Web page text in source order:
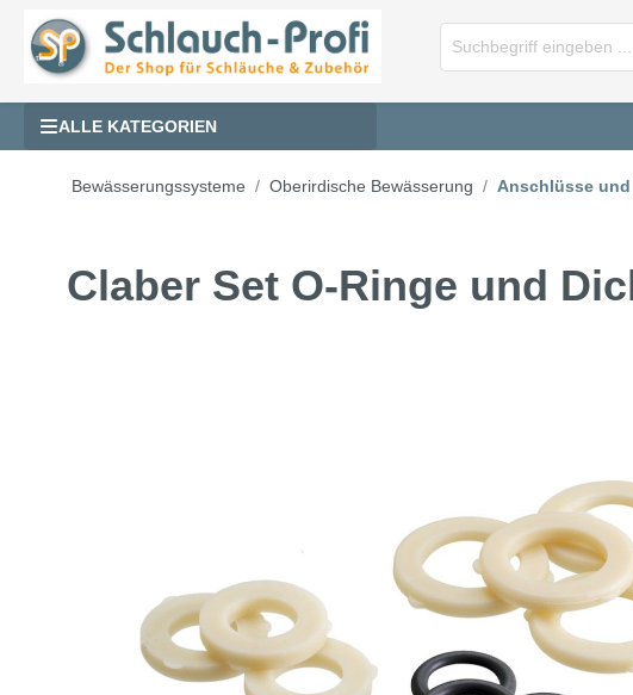
ALLE KATEGORIEN
Bewässerungssysteme Oberirdische Bewässerung Anschlüsse
Claber Set O-Ringe und